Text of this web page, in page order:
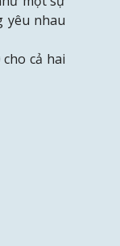
yêu nhau
cả hai